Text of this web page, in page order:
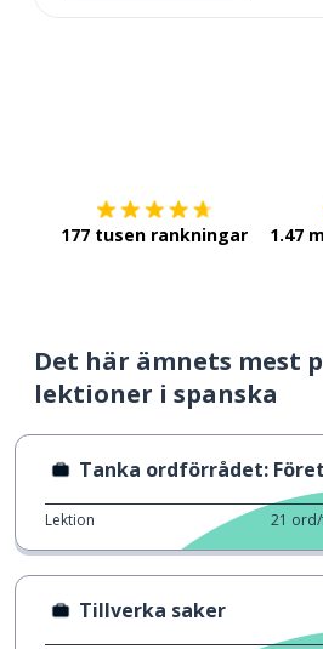
177 tusen rankningar 1.47
Det här ämnets mest
lektioner i spanska
Tanka ordförrådet:
Lektion 21
Tillverka saker